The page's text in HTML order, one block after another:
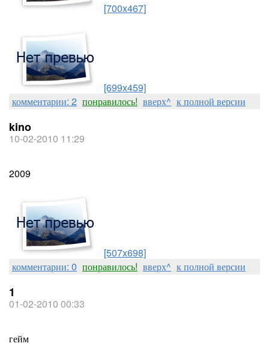
[700x467]
[699x459]
комментарии: 2 понравилось! вверх^ к полной версии
kino
10-02-2010 11:29
2009
[507x698]
комментарии: 0 понравилось! вверх^ к полной версии
1
01-02-2010 00:33
гейм